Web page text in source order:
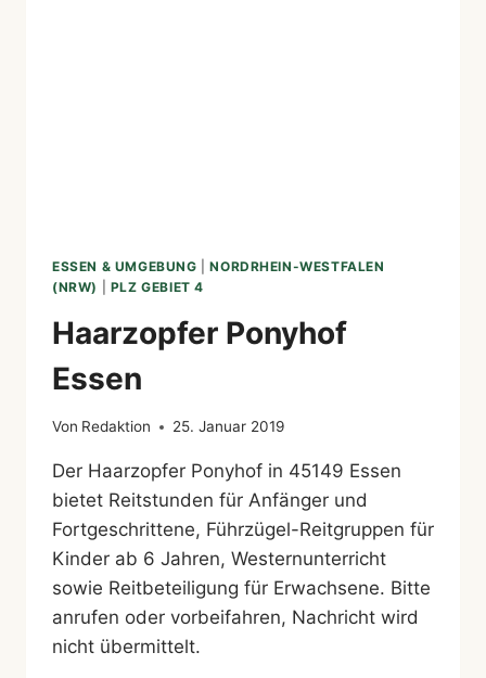
ESSEN & UMGEBUNG |NORDRHEIN-WESTFALEN
(NRW)
PLZ GEBIET 4
Haarzopfer Ponyhof
Essen
Von Redaktion 25. Januar 2019
Der Haarzopfer Ponyhof in 45149 Essen
bietet Reitstunden für Anfänger und
Fortgeschrittene, Führzügel-Reitgruppen für
Kinder ab 6 Jahren, Westernunterricht
sowie Reitbeteiligung für Erwachsene. Bitte
anrufen oder vorbeifahren, Nachricht wird
nicht übermittelt.